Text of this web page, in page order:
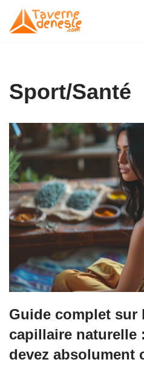
Aller
Sport/Santé
Guide complet sur
capillaire naturelle
devez absolument